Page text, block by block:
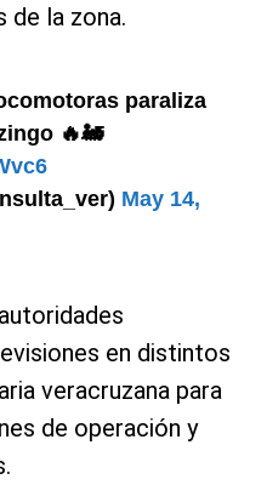
de la zona.
paraliza
🔥🚂
May 14,
en distintos
veracruzana para
de operación y